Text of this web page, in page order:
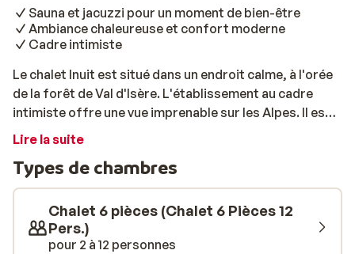
Sauna et jacuzzi pour un moment de bien-être
Ambiance chaleureuse et confort moderne
Cadre intimiste
Le chalet Inuit est situé dans un endroit calme, à l'orée
de la forêt de Val d'Isère. L'établissement au cadre
intimiste offre une vue imprenable sur les Alpes. Il est
situé à quelques minutes de route des remontées
vous offre la combinaison parfaite entre tradition,
modernité et luxe. Ce chalet spacieux peut accueillir
jusqu'à 12 personnes et dispose de cinq chambres,
dont une suite familiale. Vous trouverez un salon
spacieux et confortable avec une cheminée, un grand
Lire la suite
Types de chambres
Chalet 6 pièces (Chalet 6 Pièces 12
Pers.)
pour 2 à 12 personnes